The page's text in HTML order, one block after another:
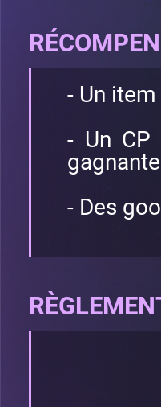
- Un
- Un CP
- Des